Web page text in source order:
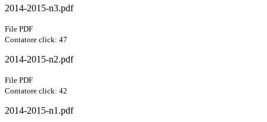
2014-2015-n3.pdf
File PDF
Contatore click: 47
2014-2015-n2.pdf
File PDF
Contatore click: 42
2014-2015-n1.pdf